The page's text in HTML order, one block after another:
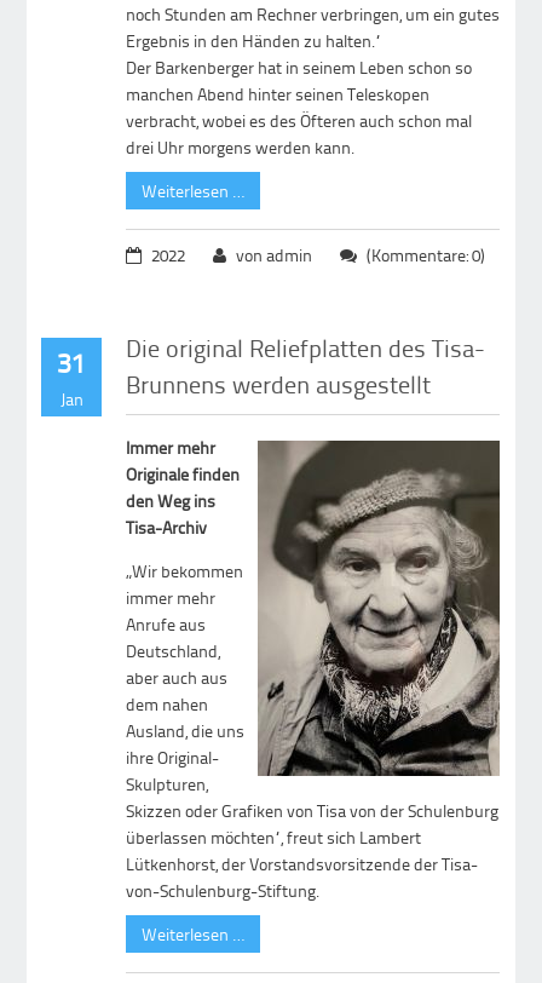
noch Stunden am Rechner verbringen, um ein gutes
Ergebnis in den Händen zu halten.“
Der Barkenberger hat in seinem Leben schon so
manchen Abend hinter seinen Teleskopen
verbracht, wobei es des Öfteren auch schon mal
drei Uhr morgens werden kann.
Weiterlesen …
2022 von admin (Kommentare: 0)
31
Jan
Die original Reliefplatten des Tisa-
Brunnens werden ausgestellt
Immer mehr
Originale finden
den Weg ins
Tisa-Archiv
„Wir bekommen
immer mehr
Anrufe aus
Deutschland,
aber auch aus
dem nahen
Ausland, die uns
ihre Original-
Skulpturen,
Skizzen oder Grafiken von Tisa von der Schulenburg
überlassen möchten“, freut sich Lambert
Lütkenhorst, der Vorstandsvorsitzende der Tisa-
von-Schulenburg-Stiftung.
Weiterlesen …